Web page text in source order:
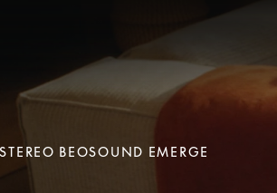
BEOSOUND EMERGE